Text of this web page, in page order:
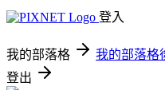
登入
我的部落格 我的部落格
登出